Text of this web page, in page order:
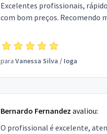
Excelentes profissionais,
com bom preços. Recomendo
para Vanessa Silva / Ioga
Bernardo Fernandez avaliou:
O profissional é excelente,